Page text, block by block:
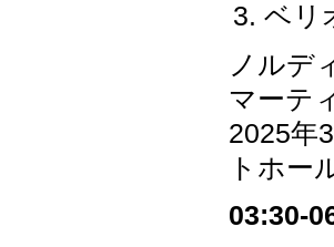
ベリ
ノルデ
マーテ
2025年
トホー
03:30-